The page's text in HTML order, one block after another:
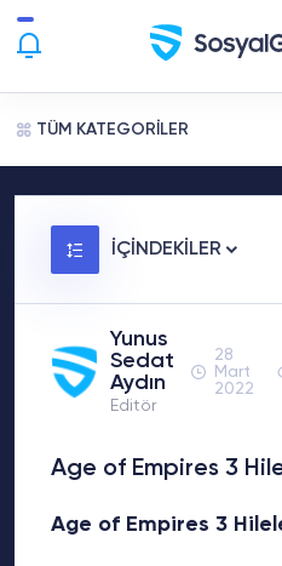
TÜM KATEGORİLER
İÇİNDEKİLER
Yunus
Sedat
Aydın
Editör
28
Mart
2022
Age of Empires 3
Age of Empires 3